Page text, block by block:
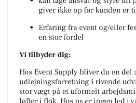
giver ikke op før kunden er
Erfaring fra event og/eller
en stor fordel
Vi tilbyder dig:
Hos Event Supply bliver du en del
udlejningsforretning i rivende
stor vægt på et uformelt
løfter i flok. Hos os er ingen led i